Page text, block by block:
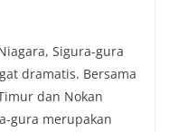
Sigura-gura
dramatis. Bersama
dan Nokan
gura merupakan